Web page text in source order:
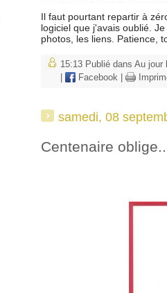
Il faut pourtant repartir à
logiciel que j'avais oublié.
photos, les liens. Patience,
15:13 Publié dans Au jour
Facebook
samedi, 08
Centenaire